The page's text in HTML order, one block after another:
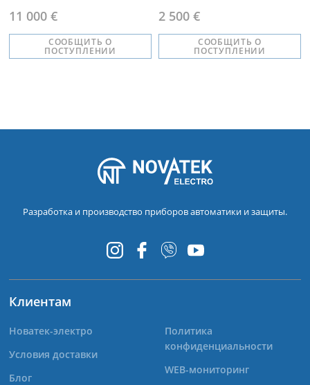
11 000 €
СООБЩИТЬ О
ПОСТУПЛЕНИИ
2 500 €
СООБЩИТЬ О
ПОСТУПЛЕНИИ
Разработка и производство приборов автоматики и защиты.
Клиентам
Новатек-электро
Условия доставки
Блог
Политика
конфиденциальности
WEB-мониторинг